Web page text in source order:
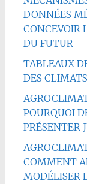
DONNÉES
CONCEVOIR
DU FUTUR
TABLEAUX
DES
POURQUOI
PRÉSENTER
COMMENT
MODÉLISER